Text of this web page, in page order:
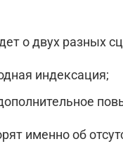
о двух разных
индексация;
именно об